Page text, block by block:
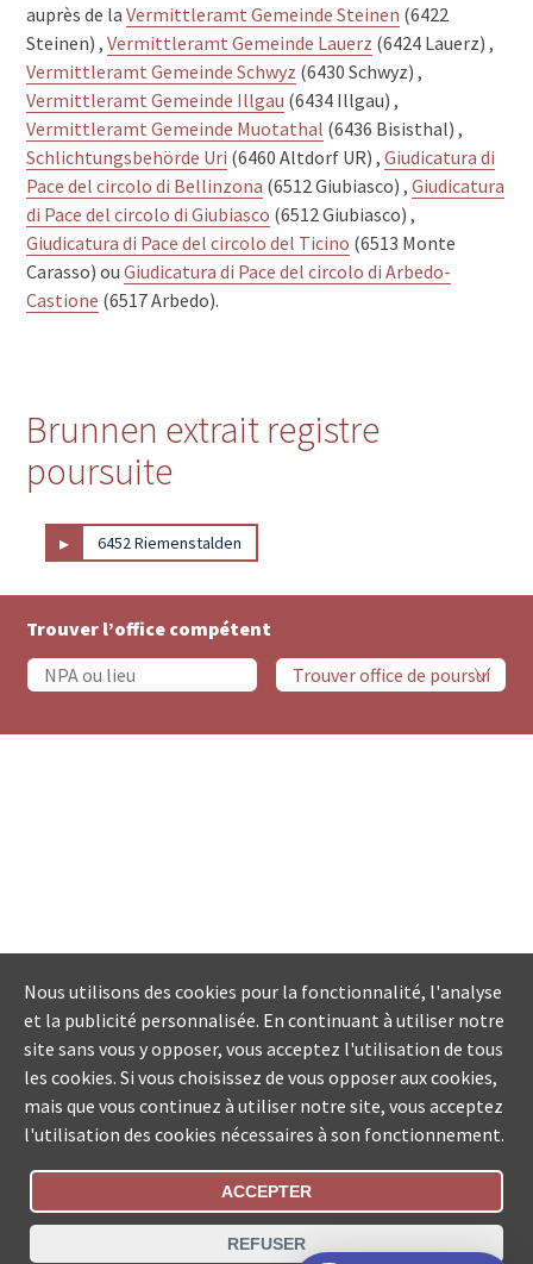
auprès de laVermittleramt Gemeinde Steinen (6422
Steinen) ,Vermittleramt Gemeinde Lauerz (6424 Lauerz) ,
Vermittleramt Gemeinde Schwyz (6430 Schwyz) ,
Vermittleramt Gemeinde Illgau (6434 Illgau) ,
Vermittleramt Gemeinde Muotathal (6436 Bisisthal) ,
Schlichtungsbehörde Uri (6460 Altdorf UR) ,Giudicatura di
Pace del circolo di Bellinzona (6512 Giubiasco) ,Giudicatura
di Pace del circolo di Giubiasco (6512 Giubiasco) ,
Giudicatura di Pace del circolo del Ticino (6513 Monte
Carasso) ouGiudicatura di Pace del circolo di Arbedo-
Castione (6517 Arbedo).
Brunnen extrait registre
poursuite
▸ 6452 Riemenstalden
Trouver l’office compétent
Statut De La Commande
Nous utilisons des cookies pour la fonctionnalité, l'analyse
et la publicité personnalisée. En continuant à utiliser notre
site sans vous y opposer, vous acceptez l'utilisation de tous
les cookies. Si vous choisissez de vous opposer aux cookies,
mais que vous continuez à utiliser notre site, vous acceptez
l'utilisation des cookies nécessaires à son fonctionnement.
ACCEPTER
REFUSER